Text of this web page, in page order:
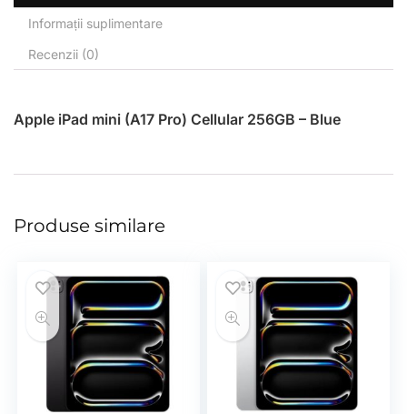
Informații suplimentare
Recenzii (0)
Apple iPad mini (A17 Pro) Cellular 256GB – Blue
Produse similare